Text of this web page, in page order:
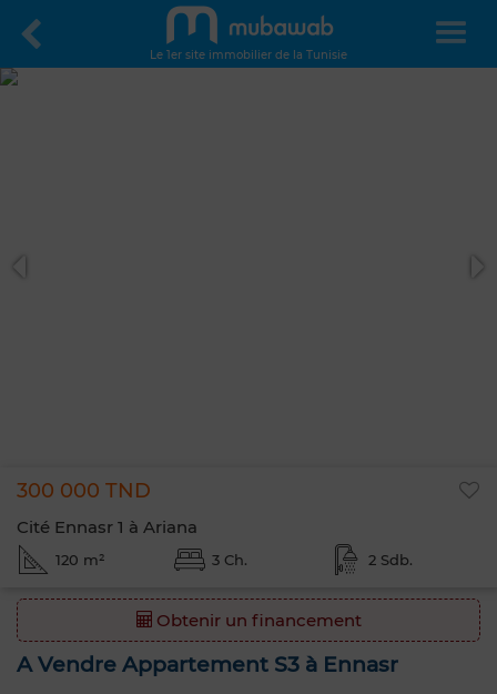
Le 1er site immobilier de la Tunisie
300 000 TND
Cité Ennasr 1 à Ariana
120 m² 3 Ch. 2 Sdb.
Obtenir un financement
A Vendre Appartement S3 à Ennasr